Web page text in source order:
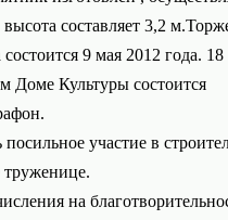
составляет 3,2
9 мая 2012 года. 18
Доме Культуры состоится
участие в
на